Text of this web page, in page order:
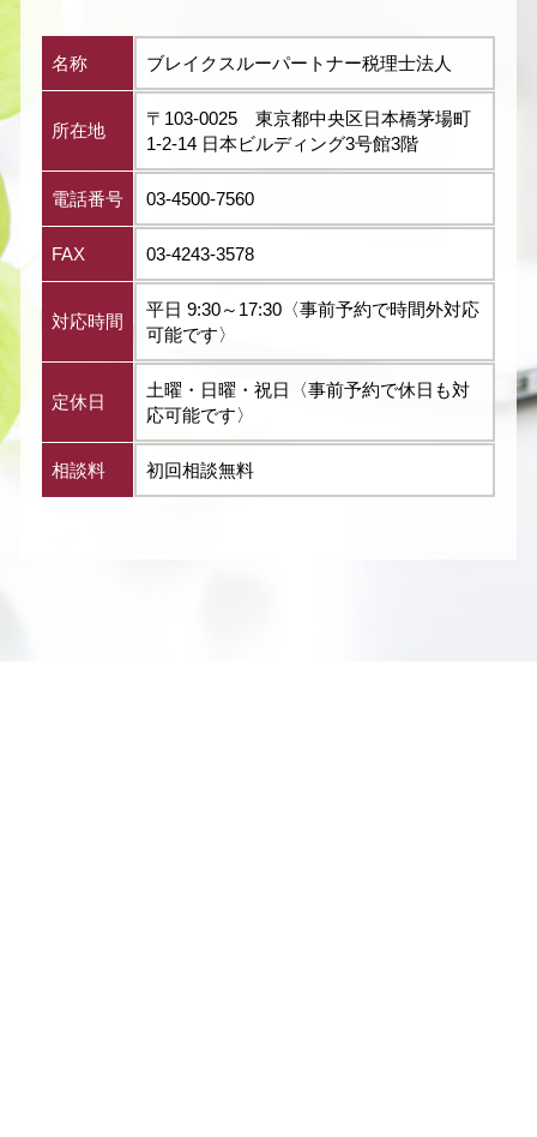
名称 ブレイクスルーパートナー税理士法人
所在地
〒103-0025 東京都中央区日本橋茅場町
1-2-14 日本ビルディング3号館3階
電話番号 03-4500-7560
FAX 03-4243-3578
対応時間
平日 9:30～17:30〈事前予約で時間外対応
可能です〉
定休日
土曜・日曜・祝日〈事前予約で休日も対
応可能です〉
相談料 初回相談無料